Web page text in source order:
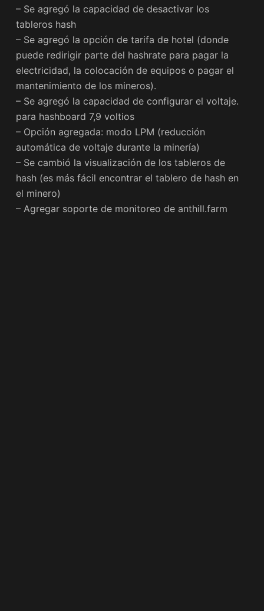
– Se agregó la capacidad de desactivar los
tableros hash
– Se agregó la opción de tarifa de hotel (donde
puede redirigir parte del hashrate para pagar la
electricidad, la colocación de equipos o pagar el
mantenimiento de los mineros).
– Se agregó la capacidad de configurar el voltaje.
para hashboard 7,9 voltios
– Opción agregada: modo LPM (reducción
automática de voltaje durante la minería)
– Se cambió la visualización de los tableros de
hash (es más fácil encontrar el tablero de hash en
el minero)
– Agregar soporte de monitoreo de anthill.farm